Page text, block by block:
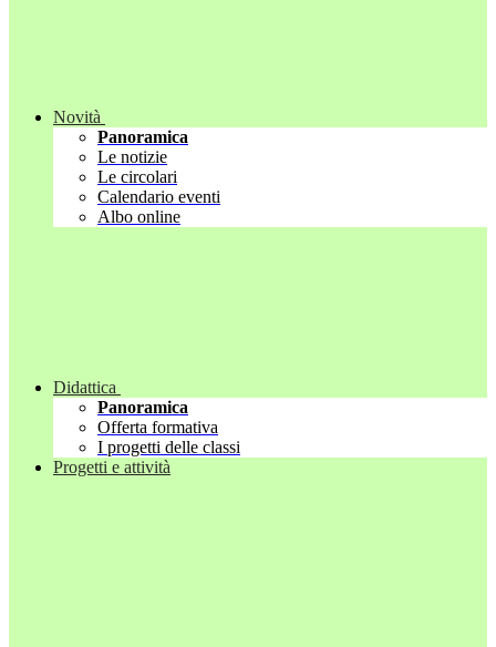
Novità
Panoramica
Le notizie
Le circolari
Calendario eventi
Albo online
Didattica
Panoramica
Offerta formativa
I progetti delle classi
Progetti e attività